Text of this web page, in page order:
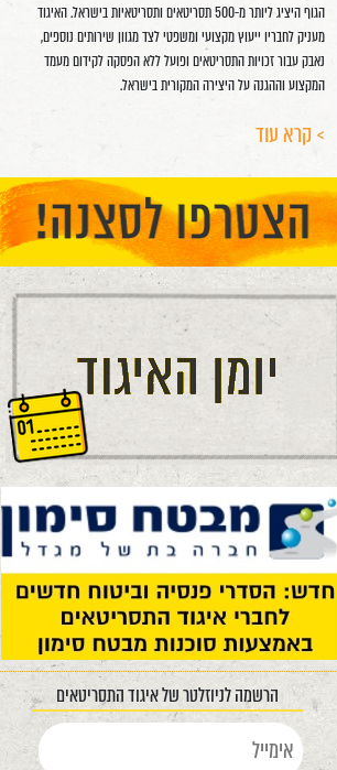
הגוף היציג ליותר מ-500 תסריטאים ותסריטאיות בישראל. האיגוד
מעניק לחבריו ייעוץ מקצועי ומשפטי לצד מגוון שירותים נוספים,
נאבק עבור זכויות התסריטאים ופועל ללא הפסקה לקידום מעמד
המקצוע וההגנה על היצירה המקורית בישראל.
> קרא עוד
הרשמה לניוזלטר של איגוד התסריטאים